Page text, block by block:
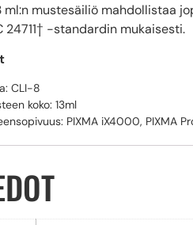
ml:n mustesäiliö mahdollistaa
24711† -standardin mukaisesti.
CLI-8
koko: 13ml
PIXMA iX4000, PIXMA